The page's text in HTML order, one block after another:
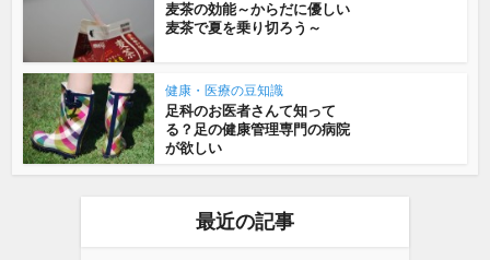
麦茶の効能～からだに優しい
麦茶で夏を乗り切ろう～
健康・医療の豆知識
足科のお医者さんて知って
る？足の健康管理専門の病院
が欲しい
最近の記事